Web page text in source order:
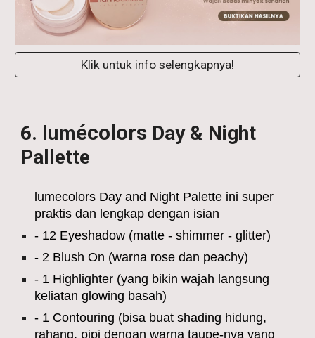
Klik untuk info selengkapnya!
6. lumécolors Day & Night
Pallette
lumecolors Day and Night Palette ini super
praktis dan lengkap dengan isian
- 12 Eyeshadow (matte - shimmer - glitter)
- 2 Blush On (warna rose dan peachy)
- 1 Highlighter (yang bikin wajah langsung
keliatan glowing basah)
- 1 Contouring (bisa buat shading hidung,
rahang, pipi dengan warna taupe-nya yang